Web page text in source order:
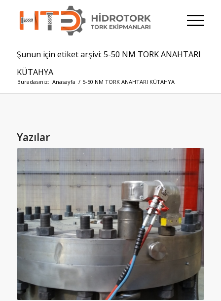
Şunun için etiket arşivi: 5-50 NM TORK ANAHTARI
KÜTAHYA
Buradasınız: Anasayfa / 5-50 NM TORK ANAHTARI KÜTAHYA
Yazılar